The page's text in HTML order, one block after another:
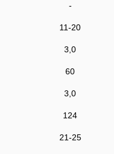
-
11-20
3,0
60
3,0
124
21-25